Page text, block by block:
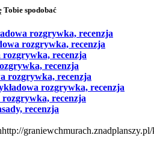
Tobie spodobać
rozgrywka, recenzja
rozgrywka, recenzja
rozgrywka, recenzja
recenzja
rozgrywka, recenzja
rozgrywka, recenzja
recenzja
recenzja
http://